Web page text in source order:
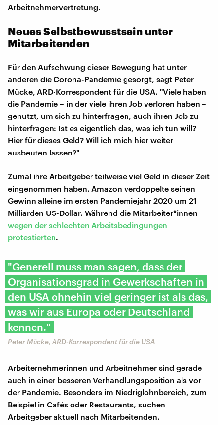
Arbeitnehmervertretung.
Neues Selbstbewusstsein unter
Mitarbeitenden
Für den Aufschwung dieser Bewegung hat unter
anderen die Corona-Pandemie gesorgt, sagt Peter
Mücke, ARD-Korrespondent für die USA. "Viele haben
die Pandemie – in der viele ihren Job verloren haben –
genutzt, um sich zu hinterfragen, auch ihren Job zu
hinterfragen: Ist es eigentlich das, was ich tun will?
Hier für dieses Geld? Will ich mich hier weiter
ausbeuten lassen?"
Zumal ihre Arbeitgeber teilweise viel Geld in dieser Zeit
eingenommen haben. Amazon verdoppelte seinen
Gewinn alleine im ersten Pandemiejahr 2020 um 21
Milliarden US-Dollar. Während die Mitarbeiter*innen
wegen der schlechten Arbeitsbedingungen
protestierten.
"Generell muss man sagen, dass der
Organisationsgrad in Gewerkschaften in
den USA ohnehin viel geringer ist als das,
was wir aus Europa oder Deutschland
kennen."
Peter Mücke, ARD-Korrespondent für die USA
Arbeiternehmerinnen und Arbeitnehmer sind gerade
auch in einer besseren Verhandlungsposition als vor
der Pandemie. Besonders im Niedriglohnbereich, zum
Beispiel in Cafés oder Restaurants, suchen
Arbeitgeber aktuell nach Mitarbeitenden.